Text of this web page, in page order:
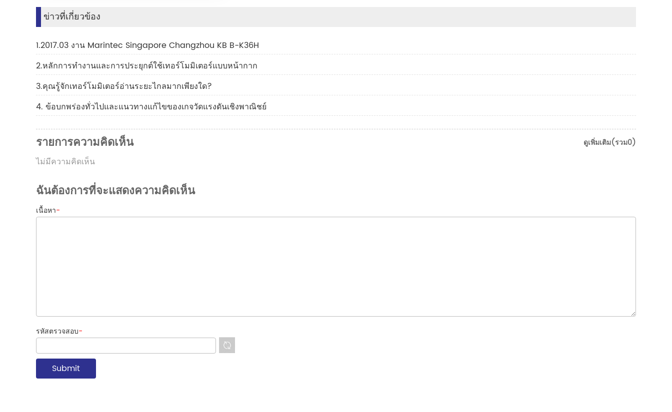
ข่าวที่เกี่ยวข้อง
1.2017.03 งาน Marintec Singapore Changzhou KB B-K36H
2.หลักการทำงานและการประยุกต์ใช้เทอร์โมมิเตอร์แบบหน้ากาก
3.คุณรู้จักเทอร์โมมิเตอร์อ่านระยะไกลมากเพียงใด?
4. ข้อบกพร่องทั่วไปและแนวทางแก้ไขของเกจวัดแรงดันเชิงพาณิชย์
ดูเพิ่มเติม(รวม0)
รายการความคิดเห็น
ไม่มีความคิดเห็น
ฉันต้องการที่จะแสดงความคิดเห็น
เนื้อหา-
รหัสตรวจสอบ-